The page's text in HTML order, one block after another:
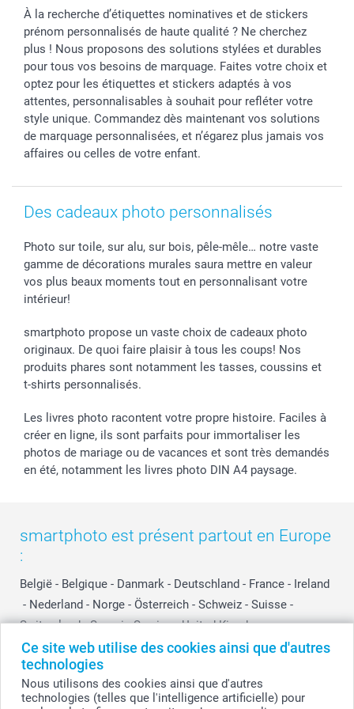
Ce site web utilise des cookies ainsi que d'autres
technologies
Nous utilisons des cookies ainsi que d'autres
technologies (telles que l'intelligence artificielle) pour
Chèque Cadeau
Investor Relations
B2B smartbusiness
Droit de rétractation
Mariage
Fête d'anniversaire
Collection naissance
Tous les évènements
Modes de Paiement
Identifiez-vous
Plan du site
Statut de ma commande
smarfriends
smartgarantie
smartbonus
À la recherche d’étiquettes nominatives et de stickers
prénom personnalisés de haute qualité ? Ne cherchez
plus ! Nous proposons des solutions stylées et durables
pour tous vos besoins de marquage. Faites votre choix et
optez pour les étiquettes et stickers adaptés à vos
attentes, personnalisables à souhait pour refléter votre
style unique. Commandez dès maintenant vos solutions
de marquage personnalisées, et n’égarez plus jamais vos
affaires ou celles de votre enfant.
Des cadeaux photo personnalisés
Photo sur toile, sur alu, sur bois, pêle-mêle… notre vaste
gamme de décorations murales saura mettre en valeur
vos plus beaux moments tout en personnalisant votre
intérieur!
smartphoto propose un vaste choix de cadeaux photo
originaux. De quoi faire plaisir à tous les coups! Nos
produits phares sont notamment les tasses, coussins et
t-shirts personnalisés.
Les livres photo racontent votre propre histoire. Faciles à
créer en ligne, ils sont parfaits pour immortaliser les
photos de mariage ou de vacances et sont très demandés
en été, notamment les livres photo DIN A4 paysage.
smartphoto est présent partout en Europe
:
België - Belgique - Danmark - Deutschland - France - Ireland
- Nederland - Norge - Österreich - Schweiz - Suisse -
Switzerland - Suomi - Sverige - United Kingdom -
Other Countries
Tous les prix sont en francs suisses (CHF), TVA incluse et hors frais de port.